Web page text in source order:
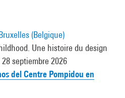
(Belgique)
Une histoire du design
septiembre 2026
del Centre Pompidou en